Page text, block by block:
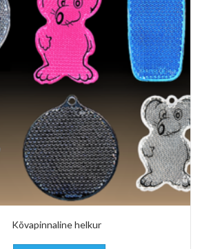
Kõvapinnaline helkur